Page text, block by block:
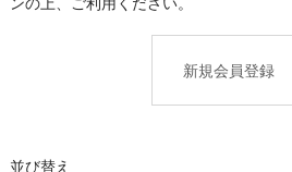
ンの上、ご利用ください。
新規会員登録